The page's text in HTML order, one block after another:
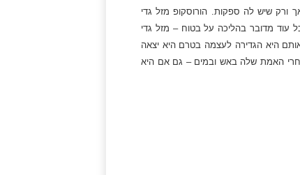
שיש לה ספקות. הורוסקופ מזל גדי
מדובר בהליכה על בטוח – מזל גדי
היא הגדירה לעצמה בטרם היא יצאה
האמת שלה באש ובמים – גם אם היא